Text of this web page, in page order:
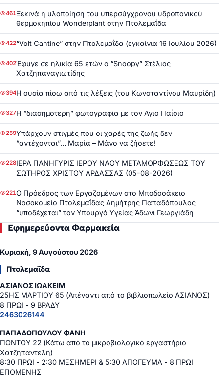
461Ξεκινά η υλοποίηση του υπερσύγχρονου υδροπονικού
θερμοκηπίου Wonderplant στην Πτολεμαΐδα
422“Volt Cantine” στην Πτολεμαΐδα (εγκαίνια 16 Ιουλίου 2026)
402Έφυγε σε ηλικία 65 ετών ο “Snoopy” Στέλιος
Χατζηπαναγιωτίδης
394Η ουσία πίσω από τις λέξεις (του Κωνσταντίνου Μαυρίδη)
327Η “διασημότερη” φωτογραφία με τον Άγιο Παΐσιο
259Υπάρχουν στιγμές που οι χαρές της ζωής δεν
“αντέχονται”… Μαρία – Μάνο να ζήσετε!
228ΙΕΡΑ ΠΑΝΗΓΥΡΙΣ ΙΕΡΟΥ ΝΑΟΥ ΜΕΤΑΜΟΡΦΩΣΕΩΣ ΤΟΥ
ΣΩΤΗΡΟΣ ΧΡΙΣΤΟΥ ΑΡΔΑΣΣΑΣ (05-08-2026)
221Ο Πρόεδρος των Εργαζομένων στο Μποδοσάκειο
Νοσοκομείο Πτολεμαΐδας Δημήτρης Παπαδόπουλος
“υποδέχεται” τον Υπουργό Υγείας Άδωνι Γεωργιάδη
Εφημερεύοντα Φαρμακεία
Κυριακή, 9 Αυγούστου 2026
Πτολεμαΐδα
ΑΣΙΑΝΟΣ ΙΩΑΚΕΙΜ
25ΗΣ ΜΑΡΤΙΟΥ 65 (Απέναντι από το βιβλιοπωλείο ΑΣΙΑΝΟΣ)
8 ΠΡΩΙ - 9 ΒΡΑΔΥ
2463026144
ΠΑΠΑΔΟΠΟΥΛΟΥ ΦΑΝΗ
ΠΟΝΤΟΥ 22 (Κάτω από το μικροβιολογικό εργαστήριο
Χατζηπαντελή)
8:30 ΠΡΩΙ - 2:30 ΜΕΣΗΜΕΡΙ & 5:30 ΑΠΟΓΕΥΜΑ - 8 ΠΡΩΙ
ΕΠΟΜΕΝΗΣ